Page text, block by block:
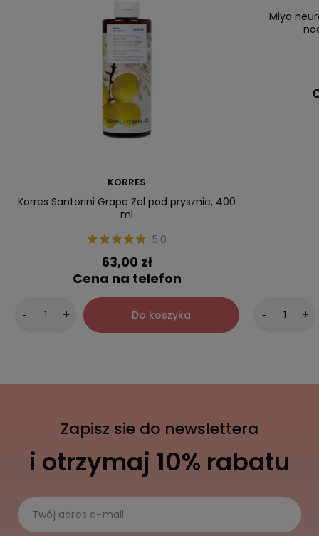
KORRES
Korres Santorini Grape Żel pod prysznic, 400
ml
5.0
63,00 zł
Cena na telefon
- + Do koszyka
Miya
- +
Zapisz sie do newslettera
i otrzymaj 10% rabatu
Twój adres e-mail